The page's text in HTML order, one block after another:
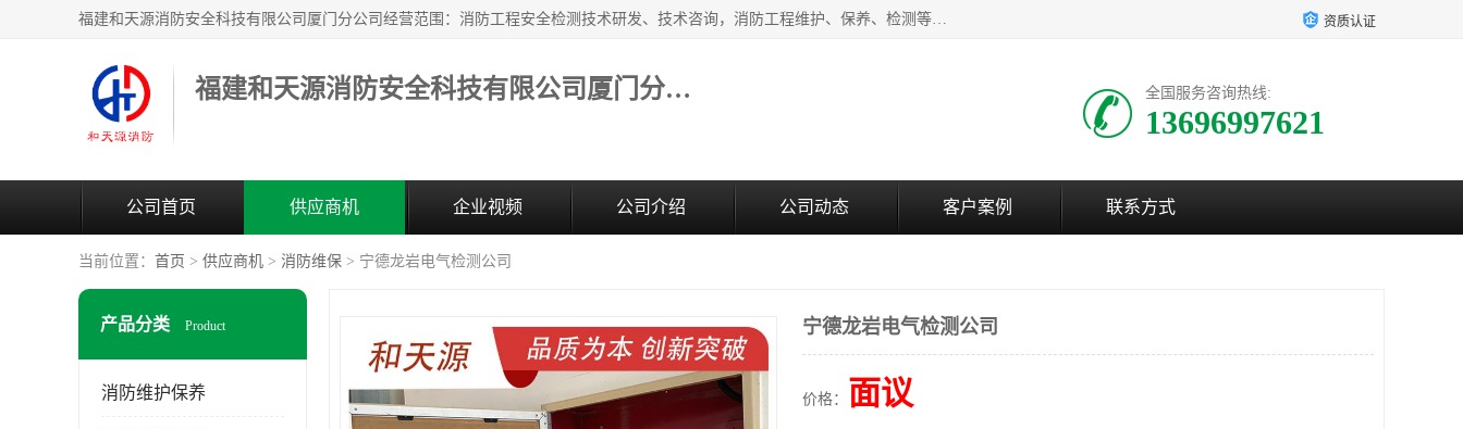
福建和天源消防安全科技有限公司厦门分公司经营范围：消防工程安全检测技术研发、技术咨询，消防工程维护、保养、检测等；主要的服务有：消防工程安全检测,消防工程施工,消防安全评估,消防维保,消防设施检测,消防维护保养,房屋安全鉴定,防雷装置检测,防火涂料检测,消防电气年检,泉州消防施工安装公司；消防器材、建材、五金制品零售。 资质认证
福建和天源消防安全科技有限公司厦门分公司 全国服务咨询热线:
13696997621
公司首页 供应商机 企业视频 公司介绍 公司动态 客户案例 联系方式
当前位置： 首页 > 供应商机 > 消防维保 > 宁德龙岩电气检测公司
产品分类 Product
消防维护保养
宁德龙岩电气检测公司
价格： 面议